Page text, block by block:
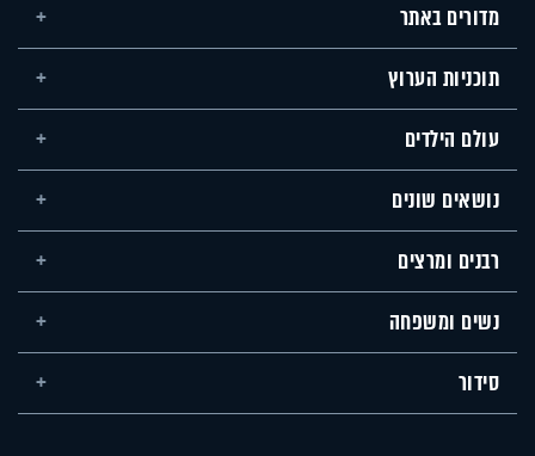
מדורים באתר
תוכניות הערוץ
עולם הילדים
נושאים שונים
רבנים ומרצים
נשים ומשפחה
סידור